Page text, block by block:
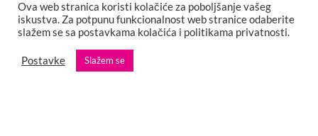
IMPRESSUM O NAMA
Copyright © 2013 - 2025 FBL creative. Sva prava zadržana. Developed by:
XStreamThemes
Ova web stranica koristi kolačiće za poboljšanje vašeg
iskustva. Za potpunu funkcionalnost web stranice odaberite
slažem se sa postavkama kolačića i politikama privatnosti.
Postavke Slažem se